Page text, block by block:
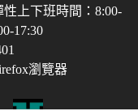
性上下班時間：8:00-
17:30
瀏覽器